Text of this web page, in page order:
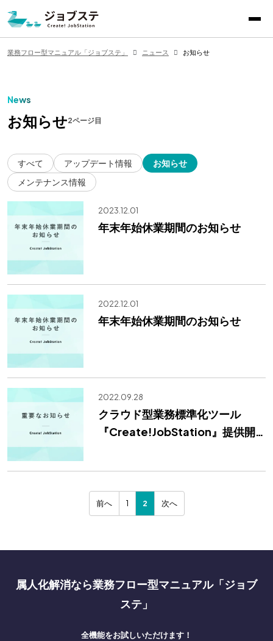
業務フロー型マニュアル「ジョブステ」（
業務フロー型マニュアル「ジョブステ」 ニュース お知らせ
News
お知らせ2ページ目
すべて アップデート情報
お知らせ
メンテナンス情報
2023.12.01
年末年始休業期間のお知らせ
2022.12.01
年末年始休業期間のお知らせ
2022.09.28
クラウド型業務標準化ツール
『Create!JobStation』提供開
前へ 1 2 次へ
属人化解消なら業務フロー型マニュアル「ジョブ
ステ」
全機能をお試しいただけます！